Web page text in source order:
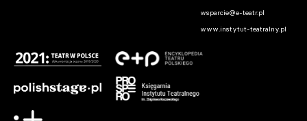
wsparcie@e-teatr.pl
www.instytut-teatralny.pl